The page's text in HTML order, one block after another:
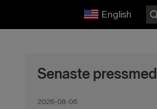
English
Senaste
2026-08-06